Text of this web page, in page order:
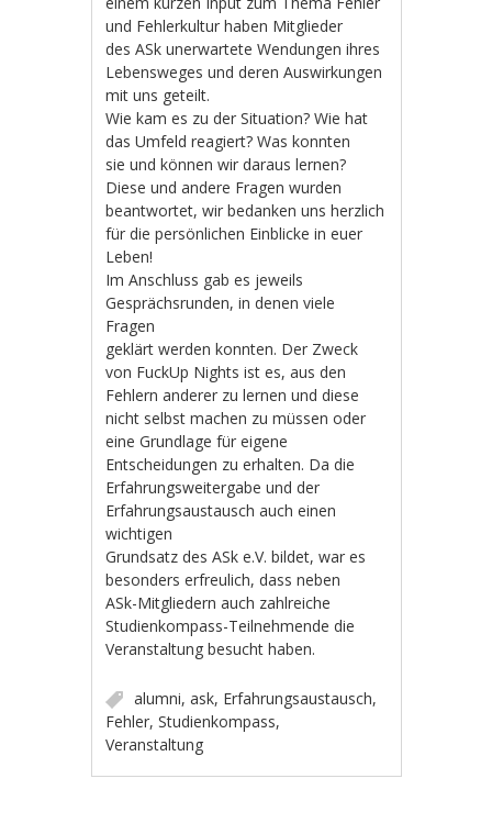
und Fehlerkultur haben Mitglieder
des ASk unerwartete Wendungen ihres
Lebensweges und deren Auswirkungen
mit uns geteilt.
Wie kam es zu der Situation? Wie hat
das Umfeld reagiert? Was konnten
sie und können wir daraus lernen?
Diese und andere Fragen wurden
beantwortet, wir bedanken uns herzlich
für die persönlichen Einblicke in euer
Leben!
Im Anschluss gab es jeweils
Gesprächsrunden, in denen viele
Fragen
geklärt werden konnten. Der Zweck
von FuckUp Nights ist es, aus den
Fehlern anderer zu lernen und diese
nicht selbst machen zu müssen oder
eine Grundlage für eigene
Entscheidungen zu erhalten. Da die
Erfahrungsweitergabe und der
Erfahrungsaustausch auch einen
wichtigen
Grundsatz des ASk e.V. bildet, war es
besonders erfreulich, dass neben
ASk-Mitgliedern auch zahlreiche
Studienkompass-Teilnehmende die
Veranstaltung besucht haben.
alumni,ask, Erfahrungsaustausch,
Fehler,Studienkompass,
Veranstaltung